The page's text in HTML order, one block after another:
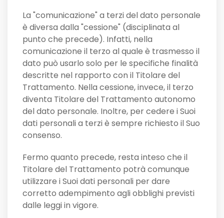
La "comunicazione" a terzi del dato personale
è diversa dalla "cessione" (disciplinata al
punto che precede). Infatti, nella
comunicazione il terzo al quale è trasmesso il
dato può usarlo solo per le specifiche finalità
descritte nel rapporto con il Titolare del
Trattamento. Nella cessione, invece, il terzo
diventa Titolare del Trattamento autonomo
del dato personale. Inoltre, per cedere i Suoi
dati personali a terzi è sempre richiesto il Suo
consenso.
Fermo quanto precede, resta inteso che il
Titolare del Trattamento potrà comunque
utilizzare i Suoi dati personali per dare
corretto adempimento agli obblighi previsti
dalle leggi in vigore.